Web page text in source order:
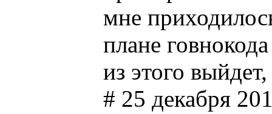
мне
плане
из этого
# 25 декабря